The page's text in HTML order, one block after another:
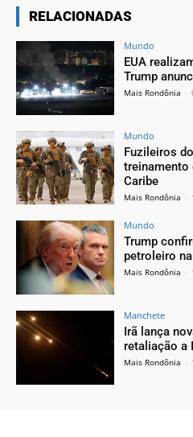
RELACIONADAS
Mundo
EUA
Trump
Mais Rondônia -
Mundo
Fuzileiros
treinamento
Caribe
Mais Rondônia -
Mundo
Trump
petroleiro
Mais Rondônia -
Manchete
Irã lança
retaliação a
Mais Rondônia -